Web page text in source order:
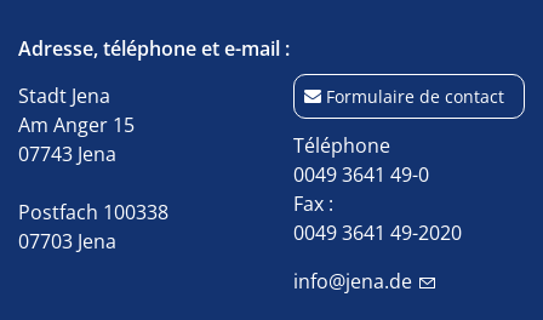
Adresse, téléphone et e-mail :
Stadt Jena
Am Anger 15
07743 Jena
Postfach 100338
07703 Jena
Formulaire de contact
Téléphone
0049 3641 49-0
Fax :
0049 3641 49-2020
info@jena.de